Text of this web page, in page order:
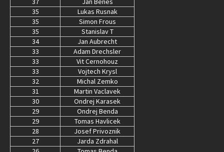
35
Lukas Rusnak
35
Simon Frous
35
Stanislav T
34
Jan Aubrecht
33
Adam Drechsler
33
Vit Cernohouz
33
Vojtech Krysl
32
Michal Zemko
31
Martin Vaclavek
30
Ondrej Karasek
29
Ondrej Benda
29
Tomas Havlicek
28
Josef Privoznik
27
Jarda Zdrahal